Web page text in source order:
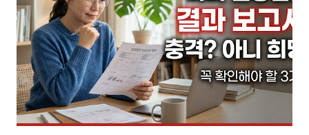
루 평균 약 500kcal나 낮은 상태로 유지되고 있었다. 같은 체중의
다른 사람보다 하루에 밥 한 공기 반을 덜 먹어도 살이 찌는 몸이 된
것이다. ( Persistent metabolic adaptation 6 years after The
Biggest Loser competition, NIH PubMed Central ) 왜 이런 일이
생기는가, 대사 적응의 생물학적 경로 여러 자료를 취합해 보니, 대
사 적응은 단일 원인이 아니라 여러 경로가 동시에 작동하는 복합
현상이었다. 첫째, 렙틴 급감이다. 지방세포에서 분비되는 호르몬